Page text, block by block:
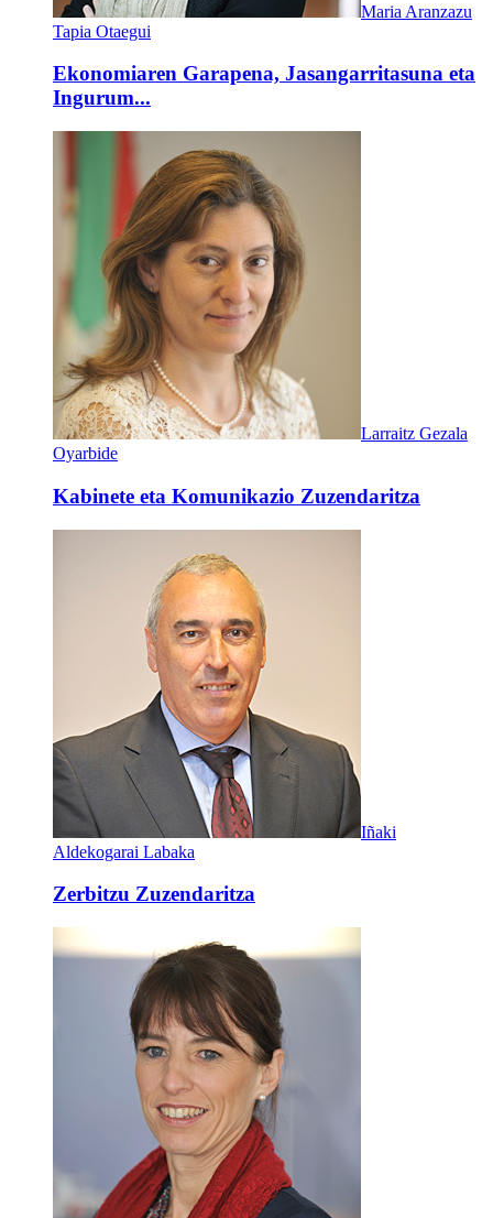
Maria Aranzazu
Tapia Otaegui
Ekonomiaren Garapena, Jasangarritasuna eta
Ingurum...
Larraitz Gezala
Oyarbide
Kabinete eta Komunikazio Zuzendaritza
Iñaki
Aldekogarai Labaka
Zerbitzu Zuzendaritza